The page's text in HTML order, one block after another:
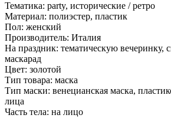
Тематика: party, исторические / ретро
Материал: полиэстер, пластик
Пол: женский
Производитель: Италия
На праздник: тематическую вечеринку,
маскарад
Цвет: золотой
Тип товара: маска
Тип маски: венецианская маска,
лица
Часть тела: на лицо